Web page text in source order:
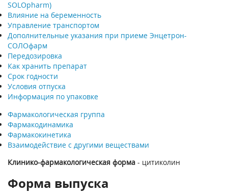
SOLOpharm)
Влияние на беременность
Управление транспортом
Дополнительные указания при приеме Энцетрон-
СОЛОфарм
Передозировка
Как хранить препарат
Срок годности
Условия отпуска
Информация по упаковке
Фармакологическая группа
Фармакодинамика
Фармакокинетика
Взаимодействие с другими веществами
Клинико-фармакологическая форма - цитиколин
Форма выпуска